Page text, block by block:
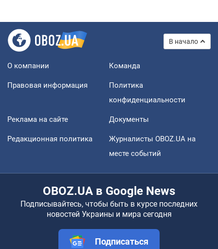
В начало
О компании Команда
Правовая информация
Политика
конфиденциальности
Реклама на сайте Документы
Редакционная политика
Журналисты OBOZ.UA на
месте событий
OBOZ.UA в Google News
Подписывайтесь, чтобы быть в курсе последних
новостей Украины и мира сегодня
Подписаться